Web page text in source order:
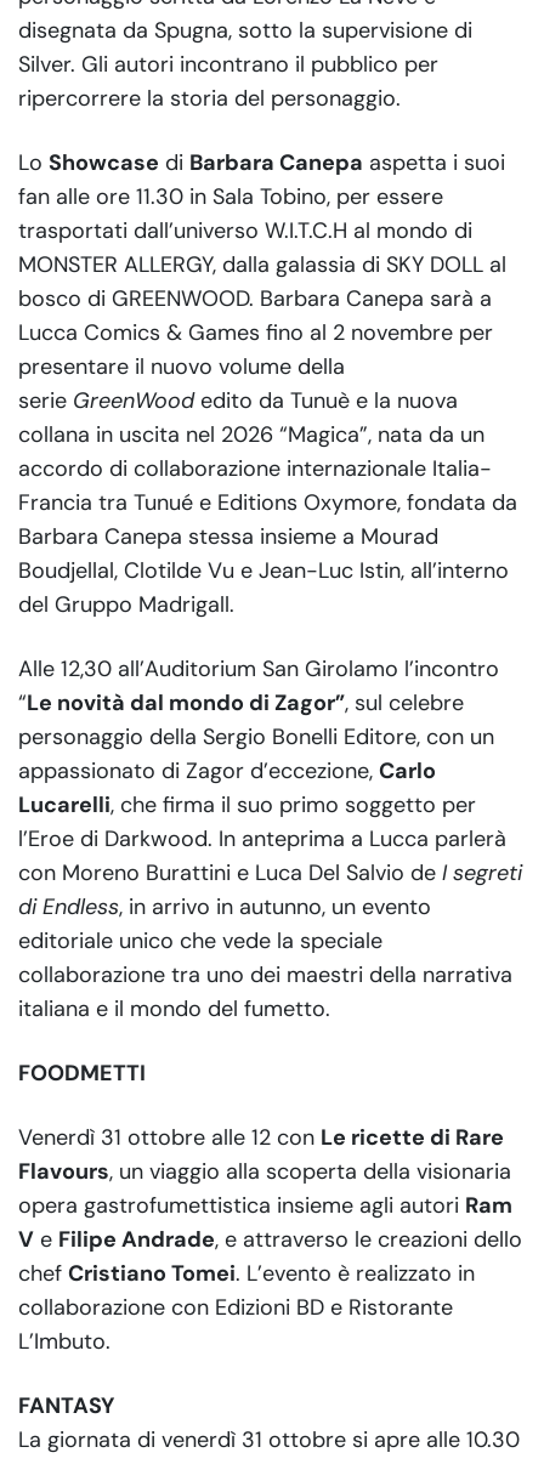
disegnata da Spugna, sotto la supervisione di
Silver. Gli autori incontrano il pubblico per
ripercorrere la storia del personaggio.
Lo Showcase di Barbara Canepa aspetta i suoi
fan alle ore 11.30 in Sala Tobino, per essere
trasportati dall’universo W.I.T.C.H al mondo di
MONSTER ALLERGY, dalla galassia di SKY DOLL al
bosco di GREENWOOD. Barbara Canepa sarà a
Lucca Comics & Games fino al 2 novembre per
presentare il nuovo volume della
serie GreenWood edito da Tunuè e la nuova
collana in uscita nel 2026 “Magica”, nata da un
accordo di collaborazione internazionale Italia-
Francia tra Tunué e Editions Oxymore, fondata da
Barbara Canepa stessa insieme a Mourad
Boudjellal, Clotilde Vu e Jean-Luc Istin, all’interno
del Gruppo Madrigall.
Alle 12,30 all’Auditorium San Girolamo l’incontro
“Le novità dal mondo di Zagor”, sul celebre
personaggio della Sergio Bonelli Editore, con un
appassionato di Zagor d’eccezione, Carlo
Lucarelli, che firma il suo primo soggetto per
l’Eroe di Darkwood. In anteprima a Lucca parlerà
con Moreno Burattini e Luca Del Salvio de I segreti
di Endless, in arrivo in autunno, un evento
editoriale unico che vede la speciale
collaborazione tra uno dei maestri della narrativa
italiana e il mondo del fumetto.
FOODMETTI
Venerdì 31 ottobre alle 12 con Le ricette di Rare
Flavours, un viaggio alla scoperta della visionaria
opera gastrofumettistica insieme agli autori Ram
V e Filipe Andrade, e attraverso le creazioni dello
chef Cristiano Tomei. L’evento è realizzato in
collaborazione con Edizioni BD e Ristorante
L’Imbuto.
FANTASY
La giornata di venerdì 31 ottobre si apre alle 10.30